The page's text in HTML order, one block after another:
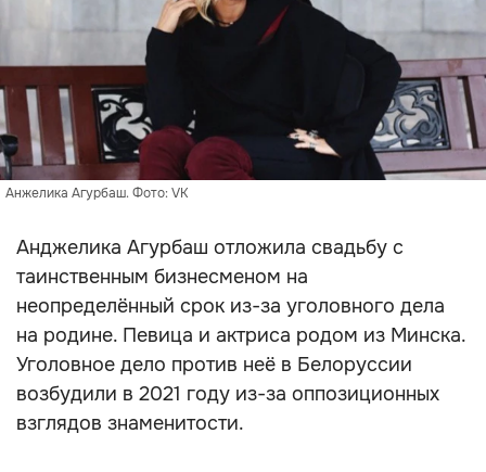
Анжелика Агурбаш. Фото: VK
Анджелика Агурбаш отложила свадьбу с
таинственным бизнесменом на
неопределённый срок из-за уголовного дела
на родине. Певица и актриса родом из Минска.
Уголовное дело против неё в Белоруссии
возбудили в 2021 году из-за оппозиционных
взглядов знаменитости.